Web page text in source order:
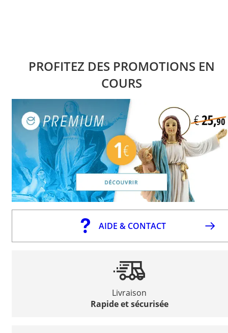
PROFITEZ DES PROMOTIONS EN
COURS
AIDE & CONTACT
Livraison
Rapide et sécurisée